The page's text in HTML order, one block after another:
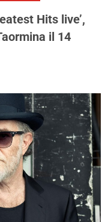
Hits live’,
il 14